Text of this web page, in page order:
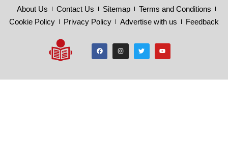
About Us Contact Us Sitemap
Terms and Conditions
Cookie Policy
Privacy Policy Advertise with us Feedback